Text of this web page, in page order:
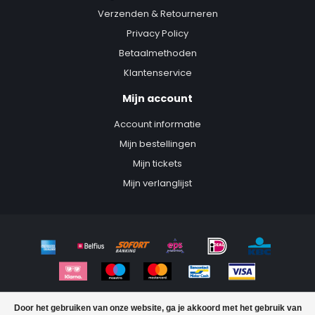
Koelt, bevochtigt en reinigt de lucht
Aan-/uit-schakelaar
Automatisch uitschakelen
Fabrieksgarantie termijn: 2 jaar
Gewicht: 4 kg
Indicatielampje
Inhoud waterreservoir: 3,5 L
Kleur: wit
Met wielen
Plaatsing: op de grond
Door het gebruiken van onze website, ga je akkoord met het gebruik van
Verzenden & Retourneren
Privacy Policy
Betaalmethoden
Klantenservice
Mijn account
Account informatie
Mijn bestellingen
Mijn tickets
Mijn verlanglijst
© Copyright 2020 - 2026 | GlobalKoopje.nl - onderdeel van IBS Trading